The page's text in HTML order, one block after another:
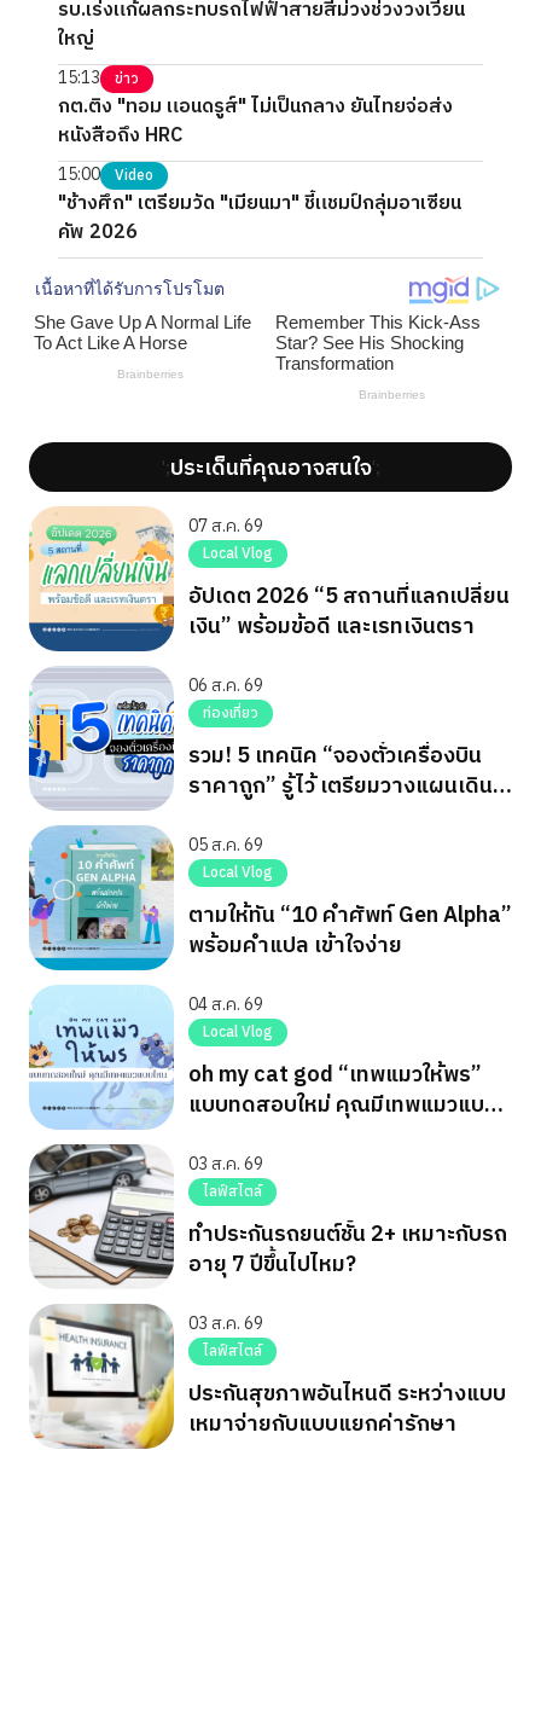
รบ.เร่งแก้ผลกระทบรถไฟฟ้าสายสีม่วงช่วงวงเวียน
ใหญ่
15:13 ข่าว
กต.ติง "ทอม แอนดรูส์" ไม่เป็นกลาง ยันไทยจ่อส่ง
หนังสือถึง HRC
15:00 Video
"ช้างศึก" เตรียมวัด "เมียนมา" ชี้แชมป์กลุ่มอาเซียน
คัพ 2026
';ประเด็นที่คุณอาจสนใจ';
07 ส.ค. 69
Local Vlog
อัปเดต 2026 “5 สถานที่แลกเปลี่ยน
เงิน” พร้อมข้อดี และเรทเงินตรา
06 ส.ค. 69
ท่องเที่ยว
รวม! 5 เทคนิค “จองตั๋วเครื่องบิน
ราคาถูก” รู้ไว้ เตรียมวางแผนเดิน
05 ส.ค. 69
Local Vlog
ตามให้ทัน “10 คำศัพท์ Gen Alpha”
พร้อมคำแปล เข้าใจง่าย
04 ส.ค. 69
Local Vlog
oh my cat god “เทพแมวให้พร”
แบบทดสอบใหม่ คุณมีเทพแมวแบบ
03 ส.ค. 69
ไลฟ์สไตล์
ทำประกันรถยนต์ชั้น 2+ เหมาะกับรถ
อายุ 7 ปีขึ้นไปไหม?
03 ส.ค. 69
ไลฟ์สไตล์
ประกันสุขภาพอันไหนดี ระหว่างแบบ
เหมาจ่ายกับแบบแยกค่ารักษา